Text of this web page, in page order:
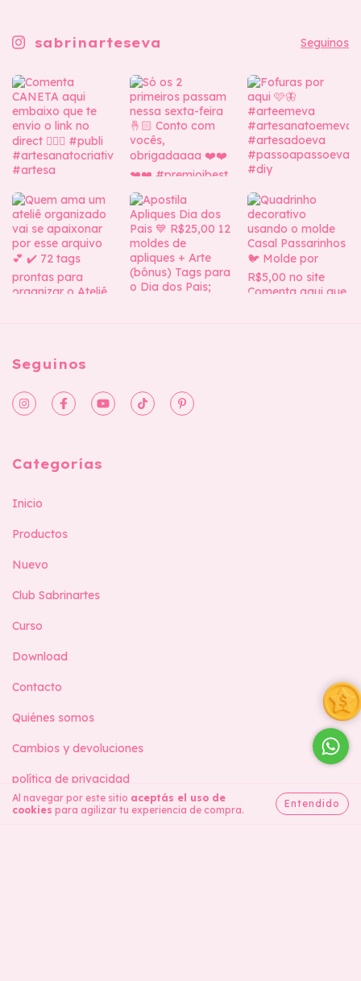
Al navegar por este sitio aceptás el uso de
cookies para agilizar tu experiencia de compra.
Entendido
sabrinarteseva Seguinos
Seguinos
Categorías
Inicio
Productos
Nuevo
Club Sabrinartes
Curso
Download
Contacto
Quiénes somos
Cambios y devoluciones
política de privacidad